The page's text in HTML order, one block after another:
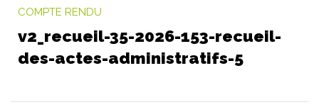
COMPTE RENDU
v2_recueil-35-2026-153-recueil-
des-actes-administratifs-5